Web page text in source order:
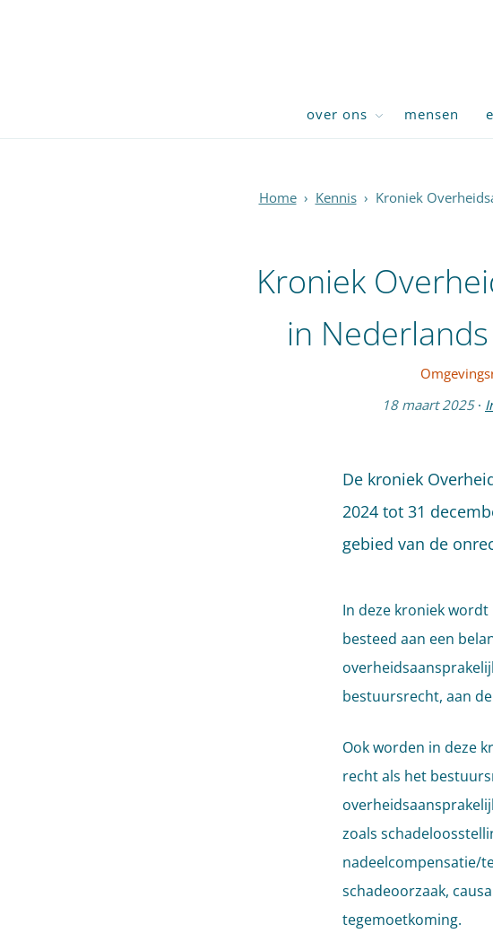
over ons mensen
Home › Kennis › Kroniek
Kroniek
in
18 maart 2025 ·
De kroniek
2024 tot 31
gebied van de
In deze kroniek
besteed aan een
bestuursrecht, aan
Ook worden in deze
recht als het
zoals
nadeelcompensatie/
schadeoorzaak,
tegemoetkoming.